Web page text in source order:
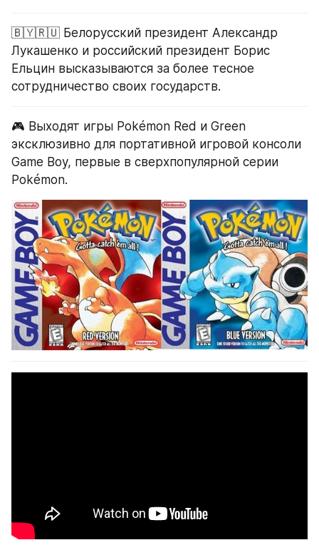
🇧🇾🇷🇺 Белорусский президент Александр
Лукашенко и российский президент Борис
Ельцин высказываются за более тесное
сотрудничество своих государств.
🎮 Выходят игры Pokémon Red и Green
эксклюзивно для портативной игровой консоли
Game Boy, первые в сверхпопулярной серии
Pokémon.